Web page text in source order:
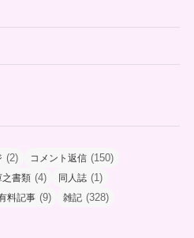
(2) コメント返信 (150)
之書類 (4) 同人誌 (1)
料記事 (9) 雑記 (328)